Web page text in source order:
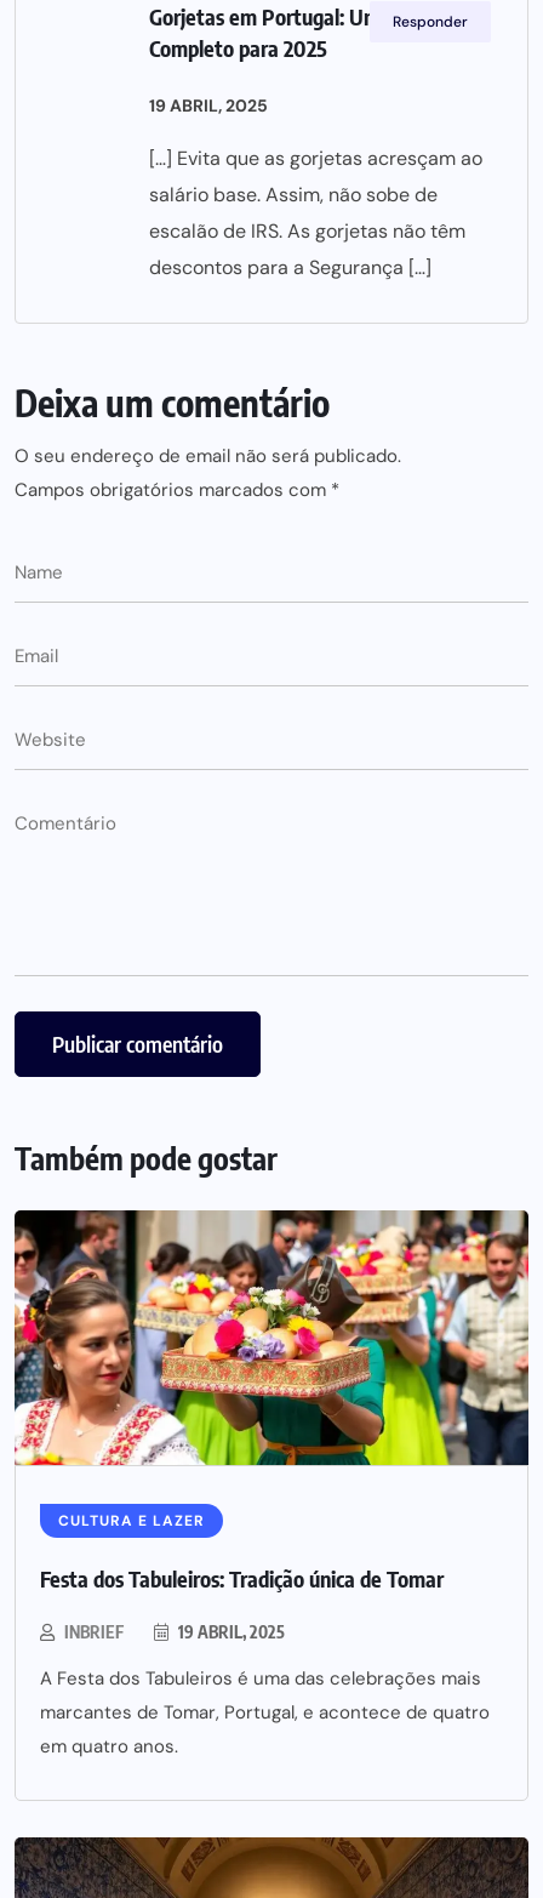
Gorjetas em Portugal: Um Guia
Completo para 2025
19 ABRIL, 2025
[…] Evita que as gorjetas acresçam ao
salário base. Assim, não sobe de
escalão de IRS. As gorjetas não têm
descontos para a Segurança […]
Responder
Deixa um comentário
O seu endereço de email não será publicado.
Campos obrigatórios marcados com *
Também pode gostar
CULTURA E LAZER
Festa dos Tabuleiros: Tradição única de Tomar
INBRIEF 19 ABRIL, 2025
A Festa dos Tabuleiros é uma das celebrações mais
marcantes de Tomar, Portugal, e acontece de quatro
em quatro anos.